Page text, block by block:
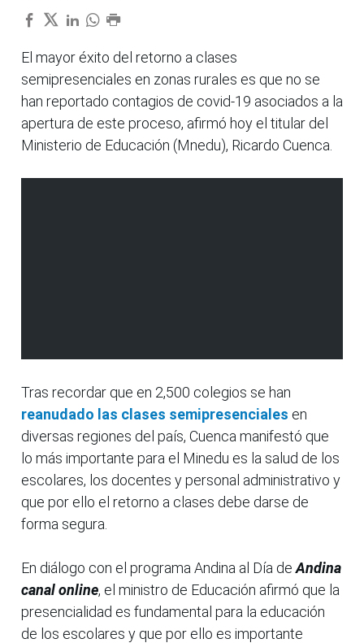
El mayor éxito del retorno a clases
semipresenciales en zonas rurales es que no se
han reportado contagios de covid-19 asociados a la
apertura de este proceso, afirmó hoy el titular del
Ministerio de Educación (Mnedu), Ricardo Cuenca.
Tras recordar que en 2,500 colegios se han
reanudado las clases semipresenciales en
diversas regiones del país, Cuenca manifestó que
lo más importante para el Minedu es la salud de los
escolares, los docentes y personal administrativo y
que por ello el retorno a clases debe darse de
forma segura.
En diálogo con el programa Andina al Día deAndina
canal online, el ministro de Educación afirmó que la
presencialidad es fundamental para la educación
de los escolares y que por ello es importante